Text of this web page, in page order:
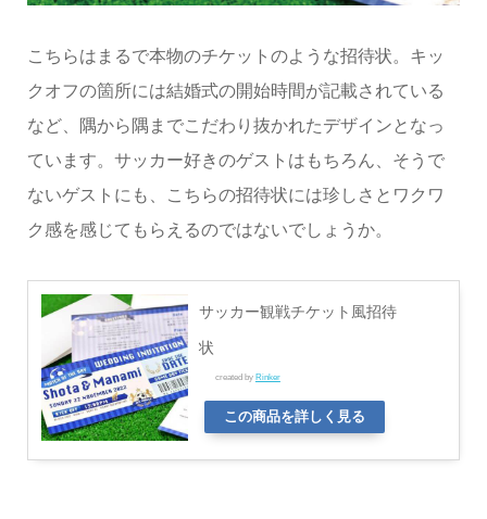
こちらはまるで本物のチケットのような招待状。キッ
クオフの箇所には結婚式の開始時間が記載されている
など、隅から隅までこだわり抜かれたデザインとなっ
ています。サッカー好きのゲストはもちろん、そうで
ないゲストにも、こちらの招待状には珍しさとワクワ
ク感を感じてもらえるのではないでしょうか。
サッカー観戦チケット風招待
状
created by Rinker
この商品を詳しく見る